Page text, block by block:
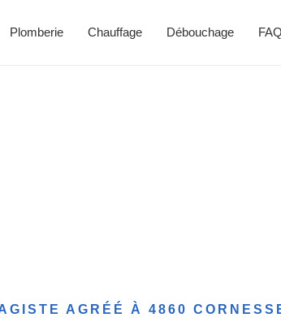
Plomberie Chauffage Débouchage FAQ
AGRÉÉ À 4860